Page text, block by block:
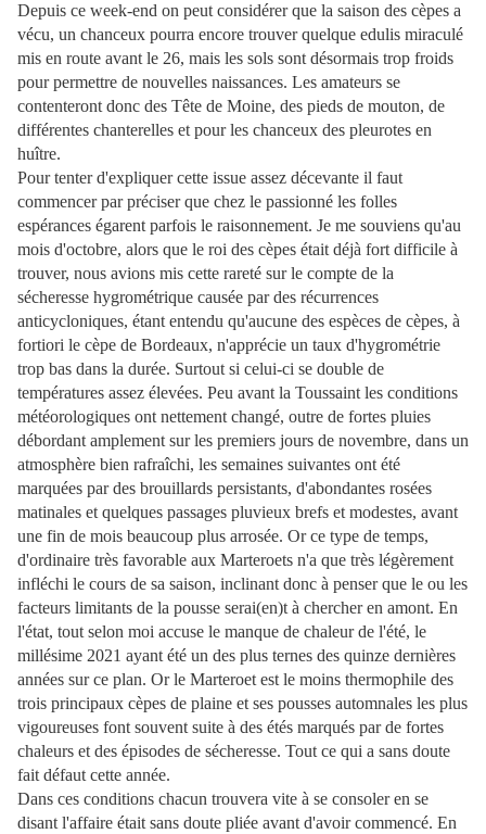
Depuis ce week-end on peut considérer que la saison des cèpes a
vécu, un chanceux pourra encore trouver quelque edulis miraculé
mis en route avant le 26, mais les sols sont désormais trop froids
pour permettre de nouvelles naissances. Les amateurs se
contenteront donc des Tête de Moine, des pieds de mouton, de
différentes chanterelles et pour les chanceux des pleurotes en
huître.
Pour tenter d'expliquer cette issue assez décevante il faut
commencer par préciser que chez le passionné les folles
espérances égarent parfois le raisonnement. Je me souviens qu'au
mois d'octobre, alors que le roi des cèpes était déjà fort difficile à
trouver, nous avions mis cette rareté sur le compte de la
sécheresse hygrométrique causée par des récurrences
anticycloniques, étant entendu qu'aucune des espèces de cèpes, à
fortiori le cèpe de Bordeaux, n'apprécie un taux d'hygrométrie
trop bas dans la durée. Surtout si celui-ci se double de
températures assez élevées. Peu avant la Toussaint les conditions
météorologiques ont nettement changé, outre de fortes pluies
débordant amplement sur les premiers jours de novembre, dans un
atmosphère bien rafraîchi, les semaines suivantes ont été
marquées par des brouillards persistants, d'abondantes rosées
matinales et quelques passages pluvieux brefs et modestes, avant
une fin de mois beaucoup plus arrosée. Or ce type de temps,
d'ordinaire très favorable aux Marteroets n'a que très légèrement
infléchi le cours de sa saison, inclinant donc à penser que le ou les
facteurs limitants de la pousse serai(en)t à chercher en amont. En
l'état, tout selon moi accuse le manque de chaleur de l'été, le
millésime 2021 ayant été un des plus ternes des quinze dernières
années sur ce plan. Or le Marteroet est le moins thermophile des
trois principaux cèpes de plaine et ses pousses automnales les plus
vigoureuses font souvent suite à des étés marqués par de fortes
chaleurs et des épisodes de sécheresse. Tout ce qui a sans doute
fait défaut cette année.
Dans ces conditions chacun trouvera vite à se consoler en se
disant l'affaire était sans doute pliée avant d'avoir commencé. En